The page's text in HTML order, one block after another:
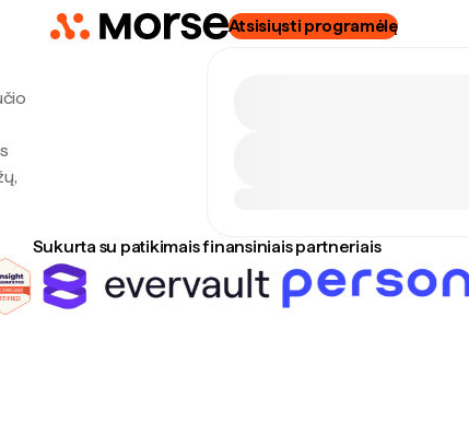
Atsisiųsti programėlę
Sukurta su patikimais finansiniais partneriais